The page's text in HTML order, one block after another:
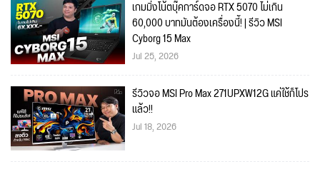
เกมมิ่งโน้ตบุ๊คการ์ดจอ RTX 5070 ไม่เกิน
60,000 บาทมันต้องเครื่องนี้! | รีวิว MSI
Cyborg 15 Max
Jul 25, 2026
รีวิวจอ MSI Pro Max 271UPXW12G แค่ใช้ก็โปร
แล้ว!!
Jul 18, 2026